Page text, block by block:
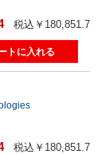
税込￥180,851.7
税込￥180,851.7